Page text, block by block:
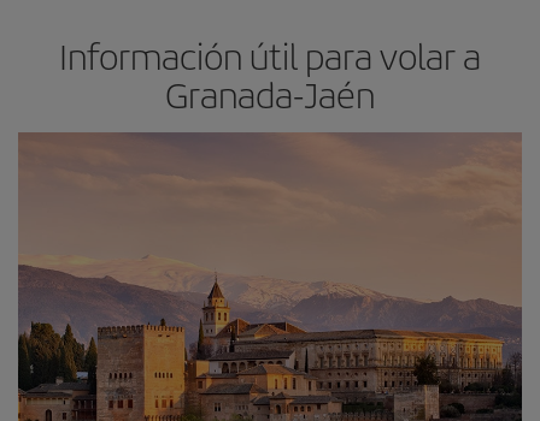
Información útil para volar a
Granada-Jaén